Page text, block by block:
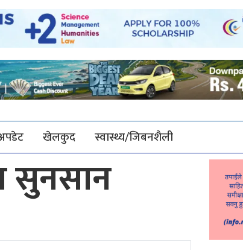
खेलकुद स्वास्थ्य/जिबनशैली
सुनसान